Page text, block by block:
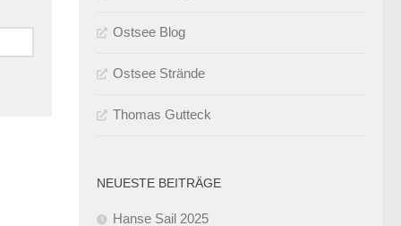
Ostsee Blog
Ostsee Strände
Thomas Gutteck
NEUESTE BEITRÄGE
Hanse Sail 2025